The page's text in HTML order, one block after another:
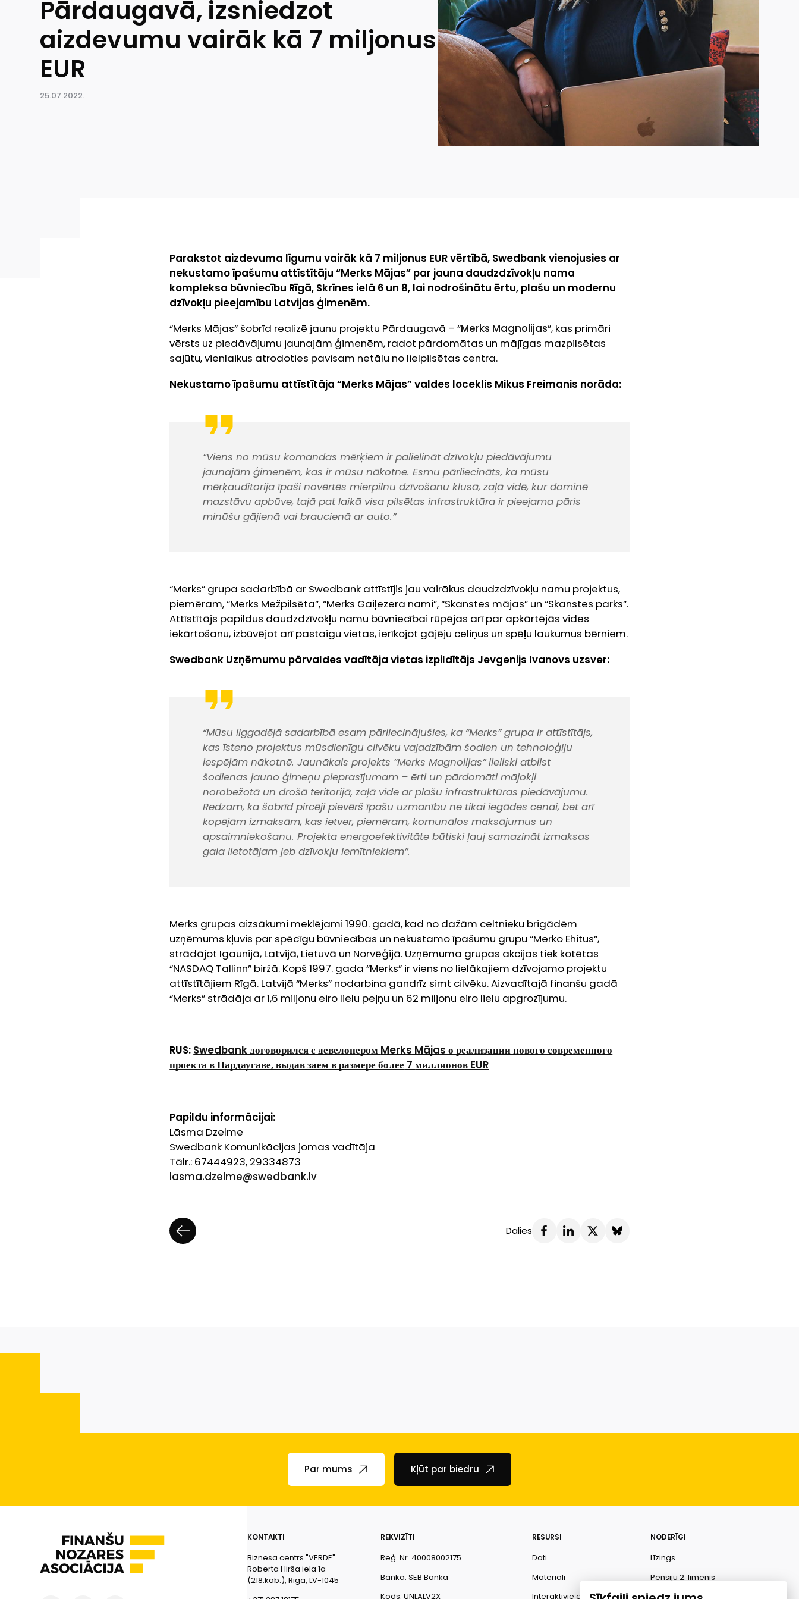
Pārdaugavā, izsniedzot
aizdevumu vairāk kā 7 miljonus
EUR
25.07.2022.
Parakstot aizdevuma līgumu vairāk kā 7 miljonus EUR vērtībā, Swedbank vienojusies ar
nekustamo īpašumu attīstītāju “Merks Mājas” par jauna daudzdzīvokļu nama
kompleksa būvniecību Rīgā, Skrīnes ielā 6 un 8, lai nodrošinātu ērtu, plašu un modernu
dzīvokļu pieejamību Latvijas ģimenēm.
“Merks Mājas” šobrīd realizē jaunu projektu Pārdaugavā – “Merks Magnolijas”, kas primāri
vērsts uz piedāvājumu jaunajām ģimenēm, radot pārdomātas un mājīgas mazpilsētas
sajūtu, vienlaikus atrodoties pavisam netālu no lielpilsētas centra.
Nekustamo īpašumu attīstītāja “Merks Mājas” valdes loceklis Mikus Freimanis norāda:
“Viens no mūsu komandas mērķiem ir palielināt dzīvokļu piedāvājumu
jaunajām ģimenēm, kas ir mūsu nākotne. Esmu pārliecināts, ka mūsu
mērķauditorija īpaši novērtēs mierpilnu dzīvošanu klusā, zaļā vidē, kur dominē
mazstāvu apbūve, tajā pat laikā visa pilsētas infrastruktūra ir pieejama pāris
minūšu gājienā vai braucienā ar auto.”
“Merks” grupa sadarbībā ar Swedbank attīstījis jau vairākus daudzdzīvokļu namu projektus,
piemēram, “Merks Mežpilsēta”, “Merks Gaiļezera nami”, “Skanstes mājas” un “Skanstes parks”.
Attīstītājs papildus daudzdzīvokļu namu būvniecībai rūpējas arī par apkārtējās vides
iekārtošanu, izbūvējot arī pastaigu vietas, ierīkojot gājēju celiņus un spēļu laukumus bērniem.
Swedbank Uzņēmumu pārvaldes vadītāja vietas izpildītājs Jevgenijs Ivanovs uzsver:
“Mūsu ilggadējā sadarbībā esam pārliecinājušies, ka “Merks” grupa ir attīstītājs,
kas īsteno projektus mūsdienīgu cilvēku vajadzībām šodien un tehnoloģiju
iespējām nākotnē. Jaunākais projekts “Merks Magnolijas” lieliski atbilst
šodienas jauno ģimeņu pieprasījumam – ērti un pārdomāti mājokļi
norobežotā un drošā teritorijā, zaļā vide ar plašu infrastruktūras piedāvājumu.
Redzam, ka šobrīd pircēji pievērš īpašu uzmanību ne tikai iegādes cenai, bet arī
kopējām izmaksām, kas ietver, piemēram, komunālos maksājumus un
apsaimniekošanu. Projekta energoefektivitāte būtiski ļauj samazināt izmaksas
gala lietotājam jeb dzīvokļu iemītniekiem”.
Merks grupas aizsākumi meklējami 1990. gadā, kad no dažām celtnieku brigādēm
uzņēmums kļuvis par spēcīgu būvniecības un nekustamo īpašumu grupu “Merko Ehitus”,
strādājot Igaunijā, Latvijā, Lietuvā un Norvēģijā. Uzņēmuma grupas akcijas tiek kotētas
“NASDAQ Tallinn” biržā. Kopš 1997. gada “Merks” ir viens no lielākajiem dzīvojamo projektu
attīstītājiem Rīgā. Latvijā “Merks” nodarbina gandrīz simt cilvēku. Aizvadītajā finanšu gadā
“Merks” strādāja ar 1,6 miljonu eiro lielu peļņu un 62 miljonu eiro lielu apgrozījumu.
RUS: Swedbankдоговорился с девелопером Merks Mājas о реализации нового современного
проекта в Пардаугаве, выдав заем в размере более 7миллионов EUR
Papildu informācijai:
Lāsma Dzelme
Swedbank Komunikācijas jomas vadītāja
Tālr.: 67444923, 29334873
lasma.dzelme@swedbank.lv
Dalies
Par mums Kļūt par biedru
KONTAKTI
Biznesa centrs "VERDE"
Roberta Hirša iela 1a
(218.kab.), Rīga, LV-1045
REKVIZĪTI
Reģ. Nr. 40008002175
Banka: SEB Banka
Kods: UNLALV2X
RESURSI
Dati
Materiāli
Interaktīvie dati
NODERĪGI
Līzings
Pensiju 2. līmenis
Finanšu pratība